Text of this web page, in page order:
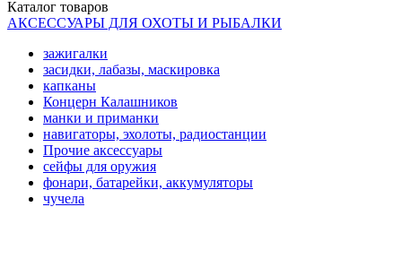
Каталог товаров
АКСЕССУАРЫ ДЛЯ ОХОТЫ И РЫБАЛКИ
зажигалки
засидки, лабазы, маскировка
капканы
Концерн Калашников
манки и приманки
навигаторы, эхолоты, радиостанции
Прочие аксессуары
сейфы для оружия
фонари, батарейки, аккумуляторы
чучела